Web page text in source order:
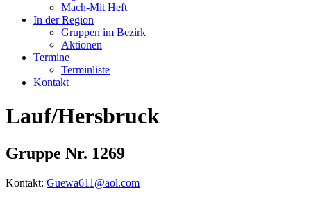
Mach-Mit Heft
In der Region
Gruppen im Bezirk
Aktionen
Termine
Terminliste
Kontakt
Lauf/Hersbruck
Gruppe Nr. 1269
Kontakt: Guewa611@aol.com